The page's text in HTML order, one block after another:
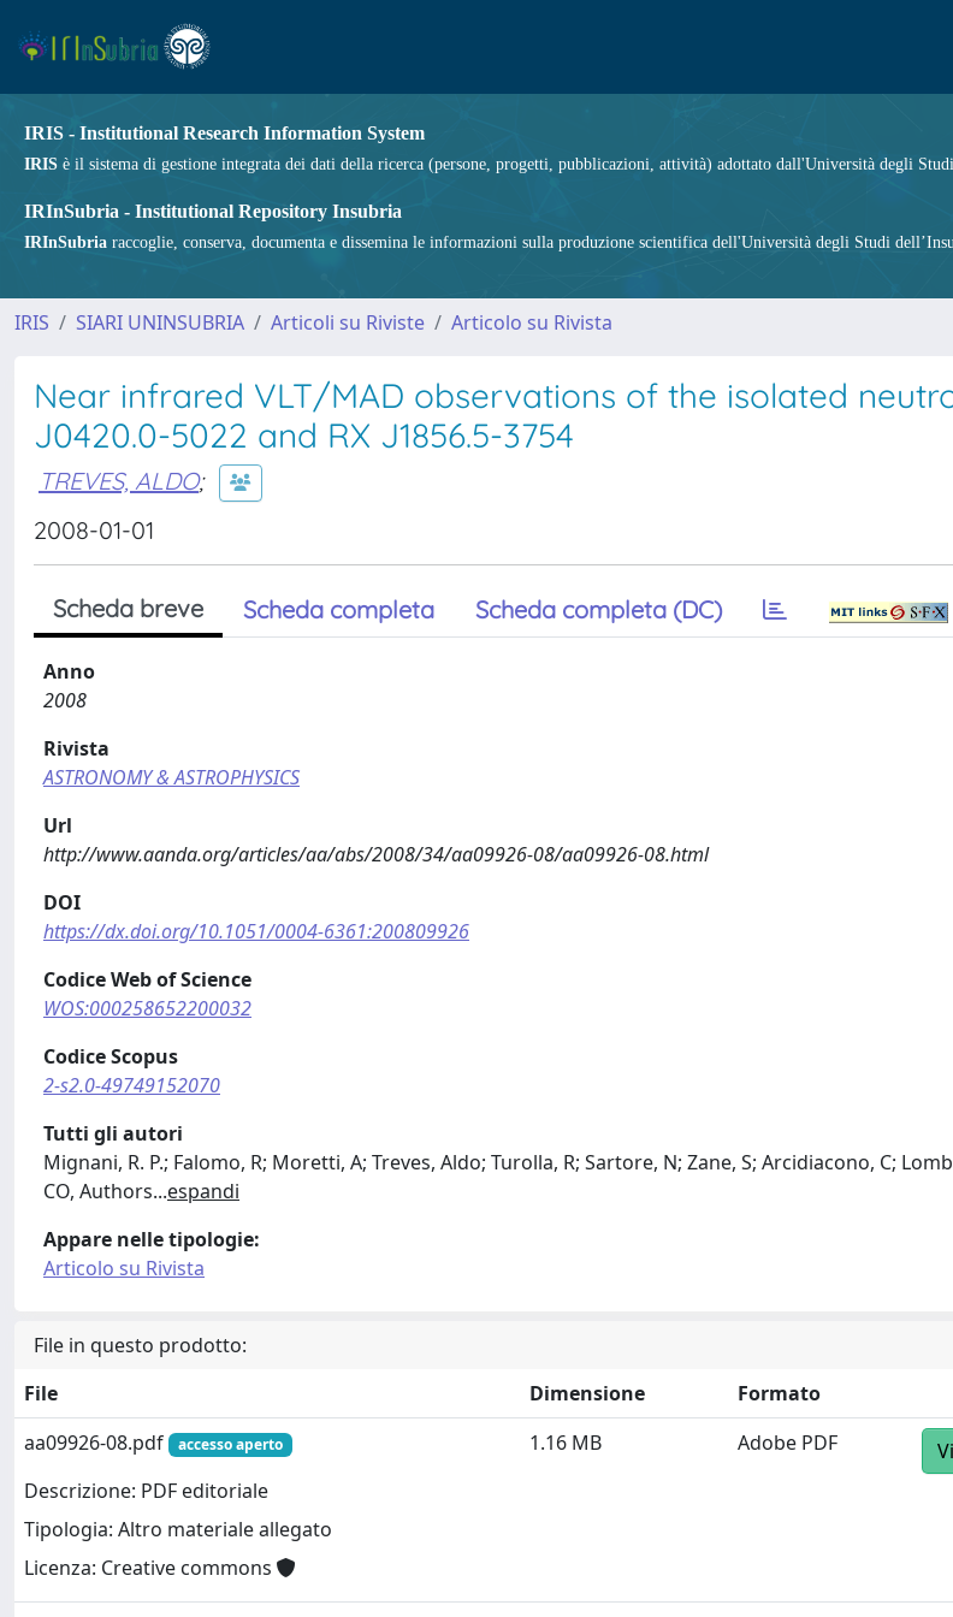
IRIS - Institutional Research Information System
IRIS è il sistema di gestione integrata dei dati della ricerca (persone, progetti, pubblicazioni, attività) adottato dall'Università degli
IRInSubria - Institutional Repository Insubria
IRInSubria raccoglie, conserva, documenta e dissemina le informazioni sulla produzione scientifica dell'Università degli Studi
IRIS SIARI UNINSUBRIA Articoli su Riviste Articolo su Rivista
Near infrared VLT/MAD observations of the isolated
J0420.0-5022 and RX J1856.5-3754
TREVES, ALDO;
2008-01-01
Scheda breve Scheda completa Scheda completa (DC)
Anno
2008
Rivista
ASTRONOMY & ASTROPHYSICS
Url
http://www.aanda.org/articles/aa/abs/2008/34/aa09926-08/aa09926-08.html
DOI
https://dx.doi.org/10.1051/0004-6361:200809926
Codice Web of Science
WOS:000258652200032
Codice Scopus
2-s2.0-49749152070
Tutti gli autori
Mignani, R. P.; Falomo, R; Moretti, A; Treves, Aldo; Turolla, R; Sartore, N; Zane, S; Arcidiacono, C;
CO, Authors...espandi
Appare nelle tipologie:
Articolo su Rivista
File in questo prodotto:
File
Dimensione
Formato
aa09926-08.pdf
accesso aperto
Descrizione: PDF editoriale
Tipologia: Altro materiale allegato
Licenza: Creative commons
1.16 MB Adobe PDF